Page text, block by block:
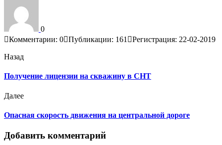
0
Комментарии: 0 Публикации: 161 Регистрация: 22-02-2019
Назад
Получение лицензии на скважину в СНТ
Далее
Опасная скорость движения на центральной дороге
Добавить комментарий